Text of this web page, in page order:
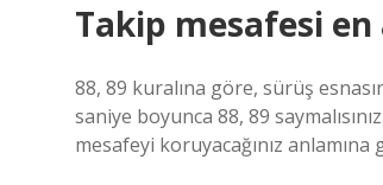
Takip mesafesi en
88, 89 kuralına göre, sürüş
saniye boyunca 88, 89
mesafeyi koruyacağınız anlamına